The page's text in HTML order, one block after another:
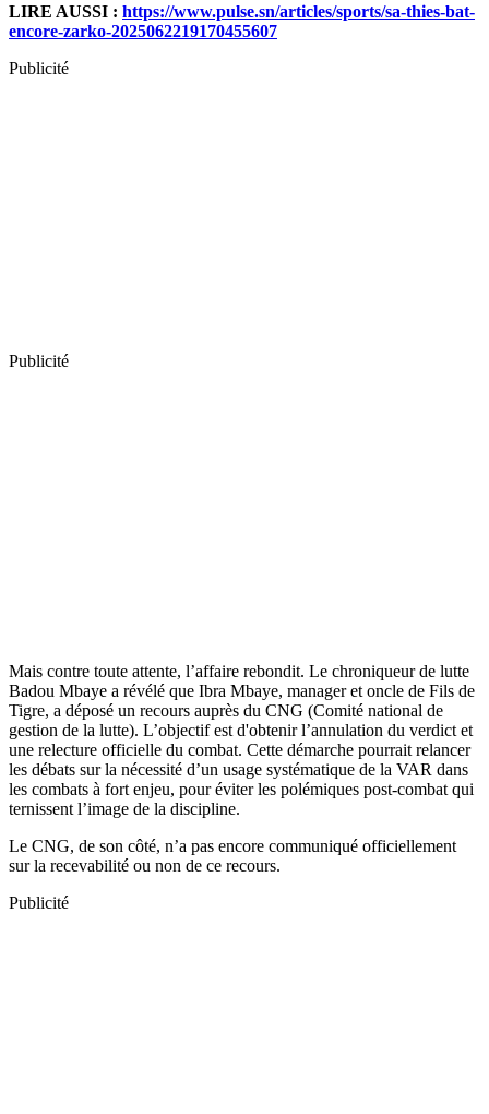
LIRE AUSSI : https://www.pulse.sn/articles/sports/sa-thies-bat-
encore-zarko-2025062219170455607
Publicité
Publicité
Mais contre toute attente, l’affaire rebondit. Le chroniqueur de lutte
Badou Mbaye a révélé que Ibra Mbaye, manager et oncle de Fils de
Tigre, a déposé un recours auprès du CNG (Comité national de
gestion de la lutte). L’objectif est d'obtenir l’annulation du verdict et
une relecture officielle du combat. Cette démarche pourrait relancer
les débats sur la nécessité d’un usage systématique de la VAR dans
les combats à fort enjeu, pour éviter les polémiques post-combat qui
ternissent l’image de la discipline.
Le CNG, de son côté, n’a pas encore communiqué officiellement
sur la recevabilité ou non de ce recours.
Publicité